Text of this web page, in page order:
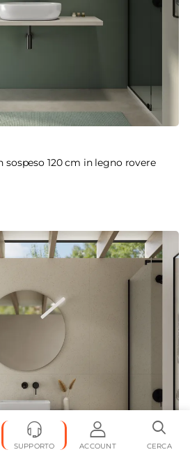
sospeso 120 cm in legno rovere
SUPPORTO ACCOUNT CERCA